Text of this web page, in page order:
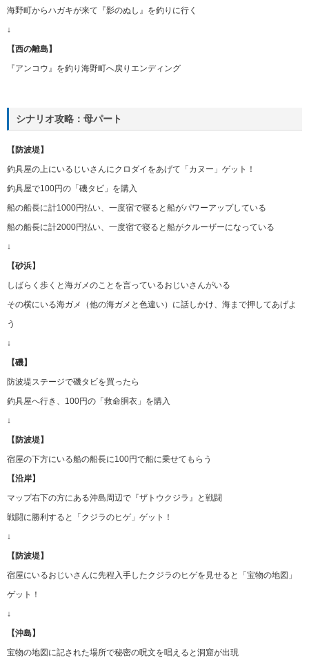
海野町からハガキが来て『影のぬし』を釣りに行く
↓
【西の離島】
『アンコウ』を釣り海野町へ戻りエンディング
シナリオ攻略：母パート
【防波堤】
釣具屋の上にいるじいさんにクロダイをあげて「カヌー」ゲット！
釣具屋で100円の「磯タビ」を購入
船の船長に計1000円払い、一度宿で寝ると船がパワーアップしている
船の船長に計2000円払い、一度宿で寝ると船がクルーザーになっている
↓
【砂浜】
しばらく歩くと海ガメのことを言っているおじいさんがいる
その横にいる海ガメ（他の海ガメと色違い）に話しかけ、海まで押してあげよ
う
↓
【磯】
防波堤ステージで磯タビを買ったら
釣具屋へ行き、100円の「救命胴衣」を購入
↓
【防波堤】
宿屋の下方にいる船の船長に100円で船に乗せてもらう
【沿岸】
マップ右下の方にある沖島周辺で『ザトウクジラ』と戦闘
戦闘に勝利すると「クジラのヒゲ」ゲット！
↓
【防波堤】
宿屋にいるおじいさんに先程入手したクジラのヒゲを見せると「宝物の地図」
ゲット！
↓
【沖島】
宝物の地図に記された場所で秘密の呪文を唱えると洞窟が出現